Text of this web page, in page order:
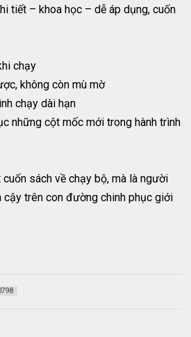
tiết – khoa học – dễ áp dụng, cuốn
chạy
không còn mù mờ
chạy dài hạn
những cột mốc mới trong hành trình
sách về chạy bộ, mà là người
cậy trên con đường chinh phục giới